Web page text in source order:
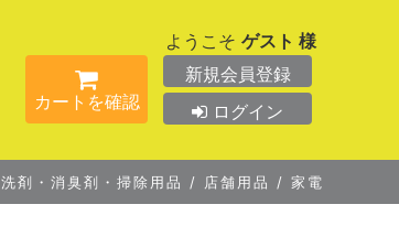
ようこそ ゲスト 様
新規会員登録
ログイン
カートを確認
洗剤・消臭剤・掃除用品 / 店舗用品 / 家電